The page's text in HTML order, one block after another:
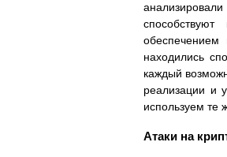
находились
каждый
реализации и
используем те
Атаки на